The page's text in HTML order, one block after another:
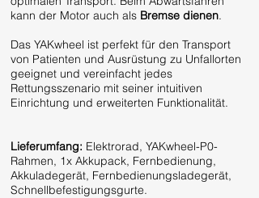
kann der Motor auch als Bremse dienen.
Das YAKwheel ist perfekt für den Transport
von Patienten und Ausrüstung zu Unfallorten
geeignet und vereinfacht jedes
Rettungsszenario mit seiner intuitiven
Einrichtung und erweiterten Funktionalität.
Lieferumfang: Elektrorad, YAKwheel-P0-
Rahmen, 1x Akkupack, Fernbedienung,
Akkuladegerät, Fernbedienungsladegerät,
Schnellbefestigungsgurte.